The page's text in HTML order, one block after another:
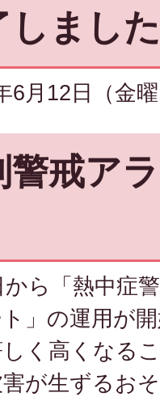
まし
月12日（金
警戒ア
ら「熱中症
」の運用が
く高くなる
が生ずるお